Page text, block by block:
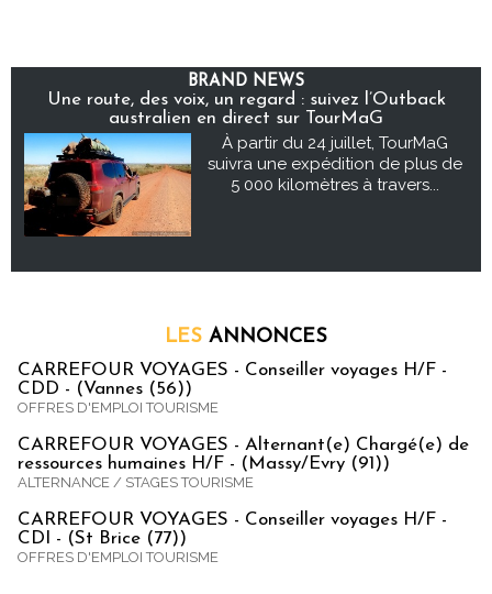
BRAND NEWS
Une route, des voix, un regard : suivez l’Outback
australien en direct sur TourMaG
À partir du 24 juillet, TourMaG
suivra une expédition de plus de
5 000 kilomètres à travers...
LES ANNONCES
CARREFOUR VOYAGES - Conseiller voyages H/F -
CDD - (Vannes (56))
OFFRES D'EMPLOI TOURISME
CARREFOUR VOYAGES - Alternant(e) Chargé(e) de
ressources humaines H/F - (Massy/Evry (91))
ALTERNANCE / STAGES TOURISME
CARREFOUR VOYAGES - Conseiller voyages H/F -
CDI - (St Brice (77))
OFFRES D'EMPLOI TOURISME